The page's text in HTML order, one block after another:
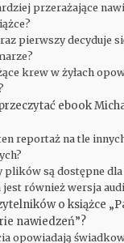
przerażające
pierwszy decyduje
krew w żyłach
ebook
reportaż na tle
plików są dostępne dla
jest również wersja
o książce
nawiedzeń”?
opowiadają